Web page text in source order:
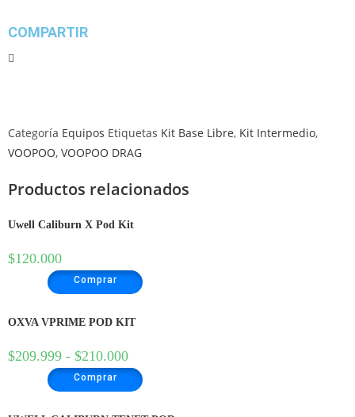
COMPARTIR
Categoría Equipos Etiquetas Kit Base Libre, Kit Intermedio,
VOOPOO, VOOPOO DRAG
Productos relacionados
Uwell Caliburn X Pod Kit
$120.000
Comprar
OXVA VPRIME POD KIT
$209.999 - $210.000
Comprar